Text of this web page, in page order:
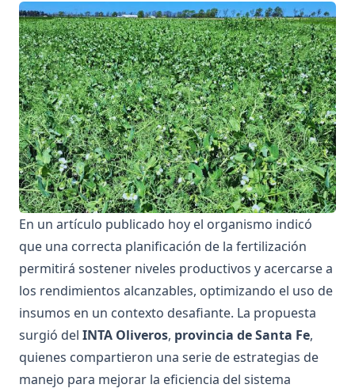
En un artículo publicado hoy el organismo indicó
que una correcta planificación de la fertilización
permitirá sostener niveles productivos y acercarse a
los rendimientos alcanzables, optimizando el uso de
insumos en un contexto desafiante. La propuesta
surgió del INTA Oliveros, provincia de Santa Fe,
quienes compartieron una serie de estrategias de
manejo para mejorar la eficiencia del sistema